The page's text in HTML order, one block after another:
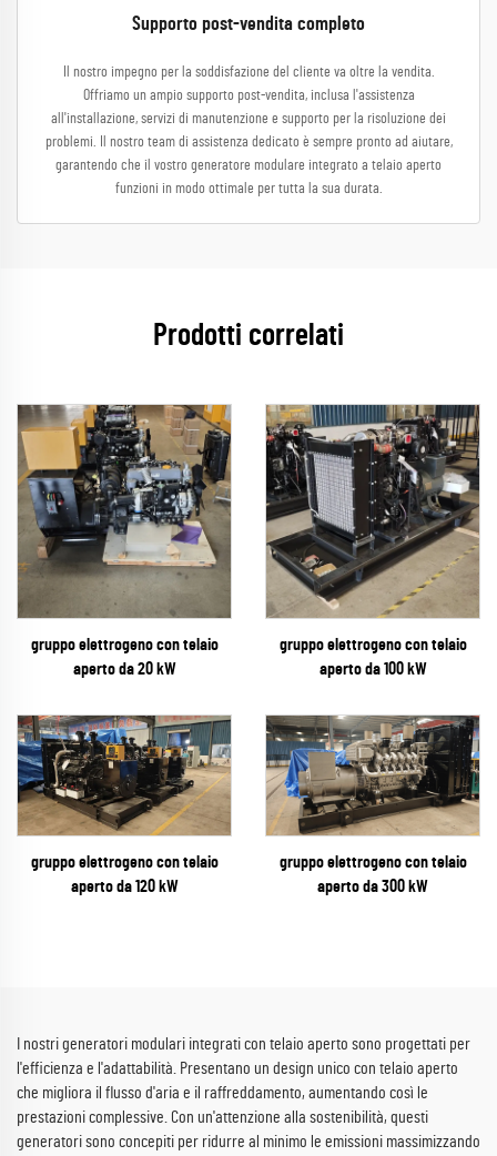
Supporto post-vendita completo
Il nostro impegno per la soddisfazione del cliente va oltre la vendita.
Offriamo un ampio supporto post-vendita, inclusa l'assistenza
all'installazione, servizi di manutenzione e supporto per la risoluzione dei
problemi. Il nostro team di assistenza dedicato è sempre pronto ad aiutare,
garantendo che il vostro generatore modulare integrato a telaio aperto
funzioni in modo ottimale per tutta la sua durata.
Prodotti correlati
gruppo elettrogeno con telaio
aperto da 20 kW
gruppo elettrogeno con telaio
aperto da 100 kW
gruppo elettrogeno con telaio
aperto da 120 kW
gruppo elettrogeno con telaio
aperto da 300 kW
I nostri generatori modulari integrati con telaio aperto sono progettati per
l'efficienza e l'adattabilità. Presentano un design unico con telaio aperto
che migliora il flusso d'aria e il raffreddamento, aumentando così le
prestazioni complessive. Con un'attenzione alla sostenibilità, questi
generatori sono concepiti per ridurre al minimo le emissioni massimizzando